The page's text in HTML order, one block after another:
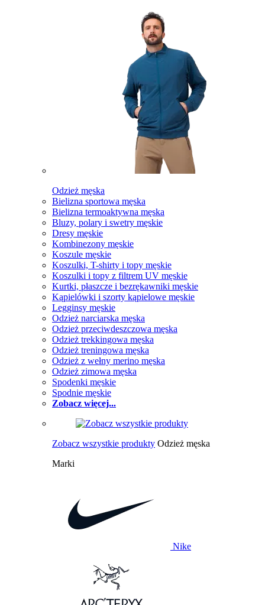
Odzież męska
Bielizna sportowa męska
Bielizna termoaktywna męska
Bluzy, polary i swetry męskie
Dresy męskie
Kombinezony męskie
Koszule męskie
Koszulki, T-shirty i topy męskie
Koszulki i topy z filtrem UV męskie
Kurtki, płaszcze i bezrękawniki męskie
Kąpielówki i szorty kąpielowe męskie
Legginsy męskie
Odzież narciarska męska
Odzież przeciwdeszczowa męska
Odzież trekkingowa męska
Odzież treningowa męska
Odzież z wełny merino męska
Odzież zimowa męska
Spodenki męskie
Spodnie męskie
Zobacz więcej...
Zobacz wszystkie produkty Odzież męska
Marki
Nike